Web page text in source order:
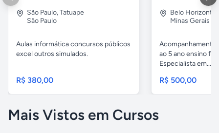
São Paulo,Tatuape
São Paulo
Aulas informática concursos públicos
excel outros simulados.
R$ 380,00
Belo Horizonte
Minas Gerais
Acompanhamento
ao 5 ano ensino
Especialista em...
R$ 500,00
Mais Vistos em Cursos